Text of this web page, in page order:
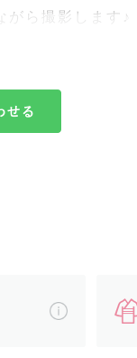
がら撮影します♪
をお考えの方も
せていただきま
いです。
い、などなど